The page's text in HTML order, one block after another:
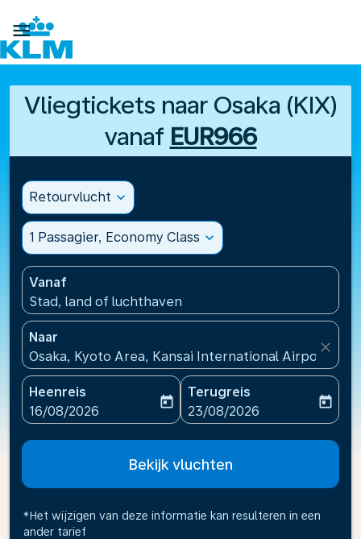

Vliegtickets naar Osaka (KIX)
vanaf EUR966
Retourvlucht expand_more
1 Passagier, Economy Class expand_more
Vanaf
Stad, land of luchthaven
Naar
Osaka, Kyoto Area, Kansai International
close
Heenreis
fc-booking-departure-date-aria-label
16/08/2026
today
Terugreis
fc-booking-return-date-
23/08/2026
today
Bekijk vluchten
*Het wijzigen van deze informatie kan resulteren in een
ander tarief